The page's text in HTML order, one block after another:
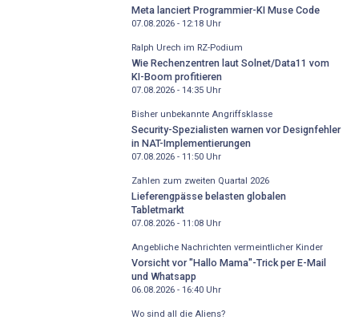
Meta lanciert Programmier-KI Muse Code
07.08.2026 - 12:18Uhr
Ralph Urech im RZ-Podium
Wie Rechenzentren laut Solnet/Data11 vom
KI-Boom profitieren
07.08.2026 - 14:35Uhr
Bisher unbekannte Angriffsklasse
Security-Spezialisten warnen vor Designfehler
in NAT-Implementierungen
07.08.2026 - 11:50Uhr
Zahlen zum zweiten Quartal 2026
Lieferengpässe belasten globalen
Tabletmarkt
07.08.2026 - 11:08Uhr
Angebliche Nachrichten vermeintlicher Kinder
Vorsicht vor "Hallo Mama"-Trick per E-Mail
und Whatsapp
06.08.2026 - 16:40Uhr
Wo sind all die Aliens?